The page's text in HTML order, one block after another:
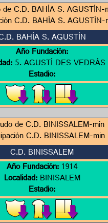
BAHÍA S. AGUSTÍN
Año Fundación:
5. AGUSTÍ DES VEDRÁS
Estadio:
C.D. BINISSALEM
Año Fundación:1914
Localidad:BINISALEM
Estadio: